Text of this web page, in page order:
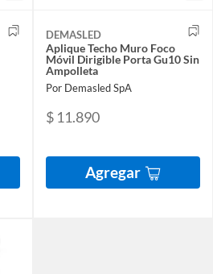
DEMASLED
Aplique Techo Muro Foco
Móvil Dirigible Porta Gu10 Sin
Ampolleta
Por Demasled SpA
$ 11.890
Agregar